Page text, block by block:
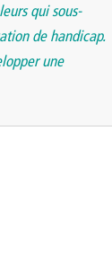
qui sous-
de handicap.
une